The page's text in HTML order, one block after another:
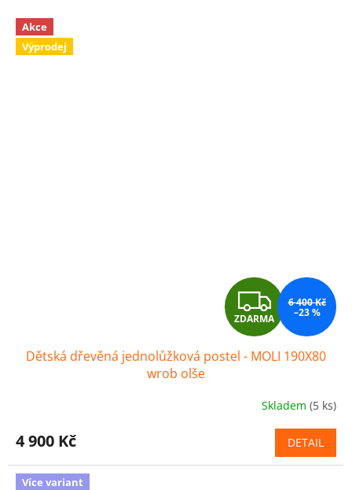
Akce
Výprodej
Z
D
A
R
M
A
ZDARMA
6 400 Kč
–23 %
Dětská dřevěná jednolůžková postel - MOLI 190X80
wrob olše
Skladem (5 ks)
4 900 Kč DETAIL
Více variant